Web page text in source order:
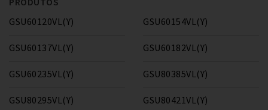
GSU60120VL(Y)
GSU60137VL(Y)
GSU60154VL(Y)
GSU60182VL(Y)
GSU60235VL(Y)
GSU80295VL(Y)
GSU80385VL(Y)
GSU80421VL(Y)